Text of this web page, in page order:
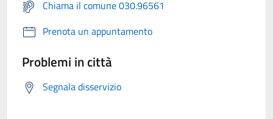
Chiama il comune 030.96561
Prenota un appuntamento
Problemi in città
Segnala disservizio